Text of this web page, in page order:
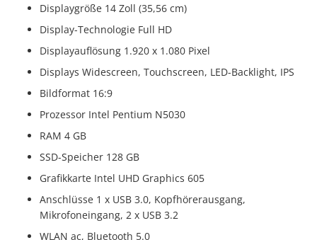
Displaygröße 14 Zoll (35,56 cm)
Display-Technologie Full HD
Displayauflösung 1.920 x 1.080 Pixel
Displays Widescreen, Touchscreen, LED-Backlight, IPS
Bildformat 16:9
Prozessor Intel Pentium N5030
RAM 4 GB
SSD-Speicher 128 GB
Grafikkarte Intel UHD Graphics 605
Anschlüsse 1 x USB 3.0, Kopfhörerausgang,
Mikrofoneingang, 2 x USB 3.2
WLAN ac, Bluetooth 5.0